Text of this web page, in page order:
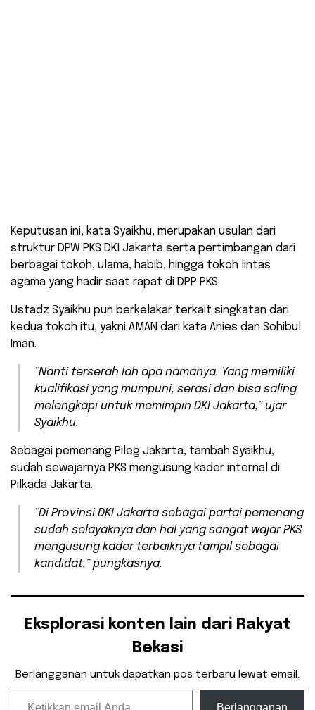
Keputusan ini, kata Syaikhu, merupakan usulan dari
struktur DPW PKS DKI Jakarta serta pertimbangan dari
berbagai tokoh, ulama, habib, hingga tokoh lintas
agama yang hadir saat rapat di DPP PKS.
Ustadz Syaikhu pun berkelakar terkait singkatan dari
kedua tokoh itu, yakni AMAN dari kata Anies dan Sohibul
Iman.
“Nanti terserah lah apa namanya. Yang memiliki
kualifikasi yang mumpuni, serasi dan bisa saling
melengkapi untuk memimpin DKI Jakarta,” ujar
Syaikhu.
Sebagai pemenang Pileg Jakarta, tambah Syaikhu,
sudah sewajarnya PKS mengusung kader internal di
Pilkada Jakarta.
“Di Provinsi DKI Jakarta sebagai partai pemenang
sudah selayaknya dan hal yang sangat wajar PKS
mengusung kader terbaiknya tampil sebagai
kandidat,” pungkasnya.
Eksplorasi konten lain dari Rakyat
Bekasi
Berlangganan untuk dapatkan pos terbaru lewat email.
Ketikkan email Anda...
Berlangganan